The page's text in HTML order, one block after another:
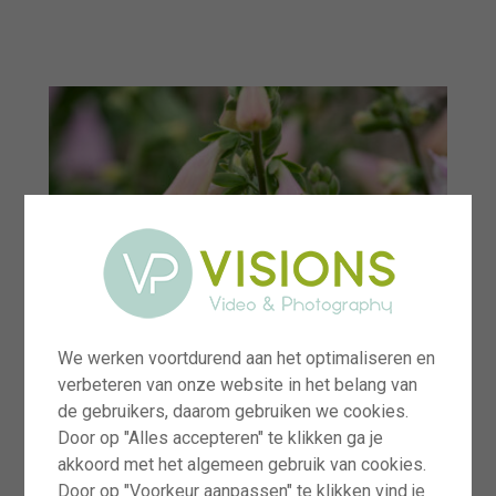
We werken voortdurend aan het optimaliseren en
verbeteren van onze website in het belang van
de gebruikers, daarom gebruiken we cookies.
Door op "Alles accepteren" te klikken ga je
akkoord met het algemeen gebruik van cookies.
Door op "Voorkeur aanpassen" te klikken vind je